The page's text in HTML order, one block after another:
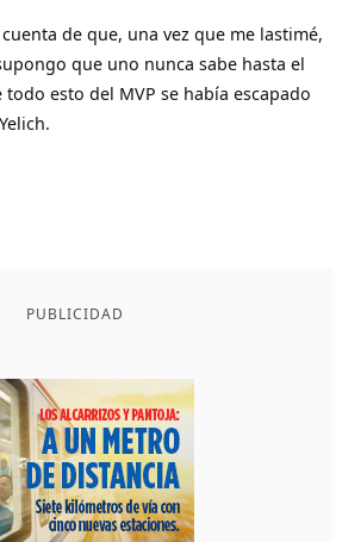
de que, una vez que me lastimé,
que uno nunca sabe hasta el
esto del MVP se había escapado
PUBLICIDAD